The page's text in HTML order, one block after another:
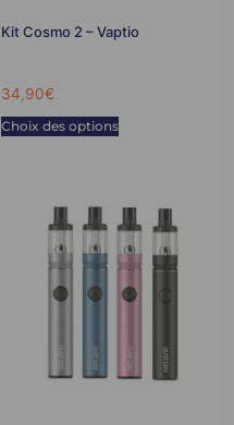
Kit Cosmo 2 – Vaptio
34,90€
Choix des options